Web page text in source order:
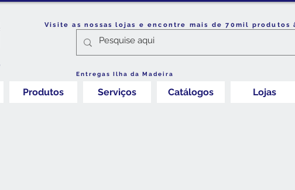
Visite as nossas lojas e encontre mais de 70mil produtos
Entregas Ilha da Madeira
Produtos Serviços Catálogos Lojas